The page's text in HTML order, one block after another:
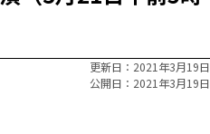
更新日
2021年3月19日
公開日
2021年3月19日